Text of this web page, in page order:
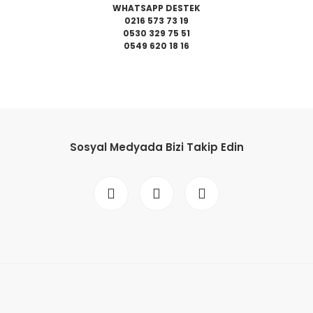
WHATSAPP DESTEK
0216 573 73 19
0530 329 75 51
0549 620 18 16
Sosyal Medyada Bizi Takip Edin